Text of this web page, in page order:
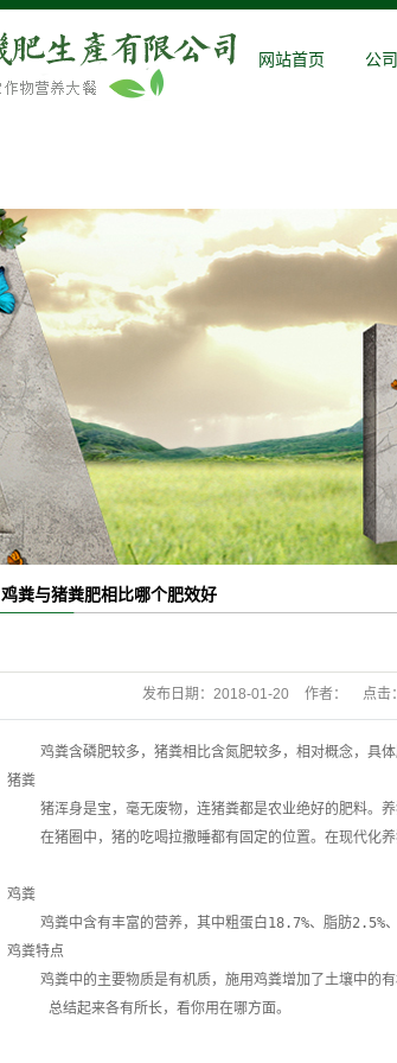
网站首页 公
公
鸡粪与猪粪肥相比哪个肥效好
发布日期： 2018-01-20 作者： 点击：
鸡粪含磷肥较多，猪粪相比含氮肥较多，相对概念，具体
猪粪
猪浑身是宝，毫无废物，连猪粪都是农业绝好的肥料。养
在猪圈中，猪的吃喝拉撒睡都有固定的位置。在现代化养
鸡粪
鸡粪中含有丰富的营养，其中粗蛋白18.7%、脂肪2.5%、
鸡粪特点
鸡粪中的主要物质是有机质，施用鸡粪增加了土壤中的有
总结起来各有所长，看你用在哪方面。